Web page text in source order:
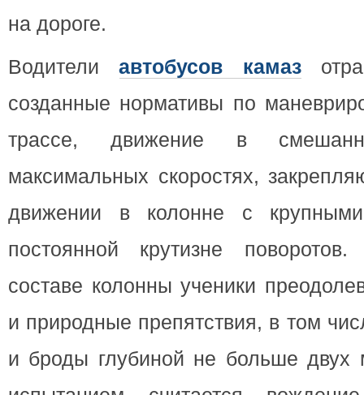
на дороге.
Водителиавтобусов камаз
созданные нормативы по
трассе, движение в
максимальных скоростях,
движении в колонне с
постоянной крутизне
составе колонны ученики
и природные препятствия, в том
и броды глубиной не больше двух